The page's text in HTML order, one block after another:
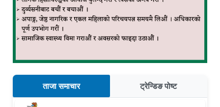
ताजा समाचार ट्रेन्डिङ पोष्ट